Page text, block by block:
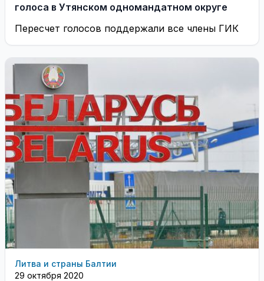
голоса в Утянском одномандатном округе
Пересчет голосов поддержали все члены ГИК
Литва и страны Балтии
29 октября 2020